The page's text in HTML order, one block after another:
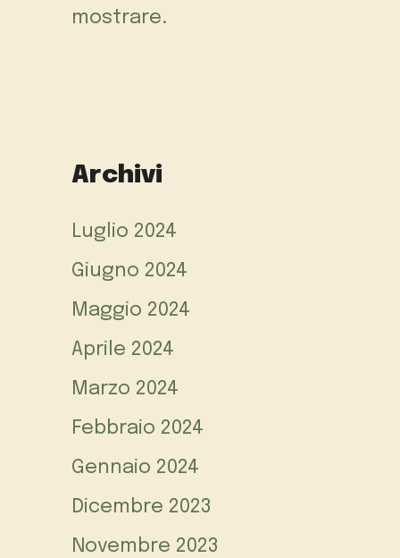
mostrare.
Archivi
Luglio 2024
Giugno 2024
Maggio 2024
Aprile 2024
Marzo 2024
Febbraio 2024
Gennaio 2024
Dicembre 2023
Novembre 2023